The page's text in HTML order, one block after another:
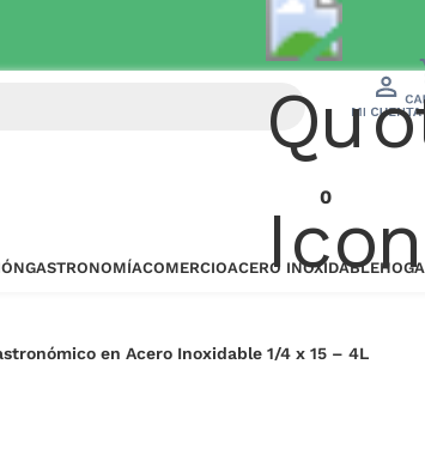
0
GASTRONOMÍACOMERCIOACERO INOXIDABLE
en Acero Inoxidable 1/4 x 15 – 4L